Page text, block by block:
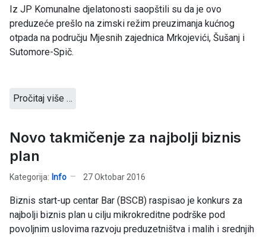
Iz JP Komunalne djelatonosti saopštili su da je ovo
preduzeće prešlo na zimski režim preuzimanja kućnog
otpada na području Mjesnih zajednica Mrkojevići, Šušanj i
Sutomore-Spič.
Pročitaj više …
Novo takmičenje za najbolji biznis
plan
Kategorija: Info 27 Oktobar 2016
Biznis start-up centar Bar (BSCB) raspisao je konkurs za
najbolji biznis plan u cilju mikrokreditne podrške pod
povoljnim uslovima razvoju preduzetništva i malih i srednjih